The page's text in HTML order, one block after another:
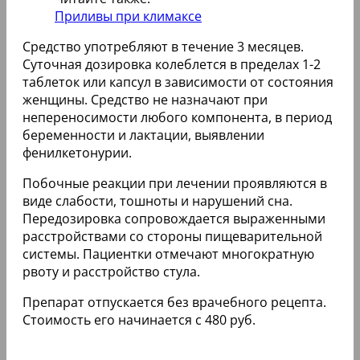
Приливы при климаксе
Средство употребляют в течение 3 месяцев.
Суточная дозировка колеблется в пределах 1-2
таблеток или капсул в зависимости от состояния
женщины. Средство не назначают при
непереносимости любого компонента, в период
беременности и лактации, выявлении
фенилкетонурии.
Побочные реакции при лечении проявляются в
виде слабости, тошноты и нарушений сна.
Передозировка сопровождается выраженными
расстройствами со стороны пищеварительной
системы. Пациентки отмечают многократную
рвоту и расстройство стула.
Препарат отпускается без врачебного рецепта.
Стоимость его начинается с 480 руб.